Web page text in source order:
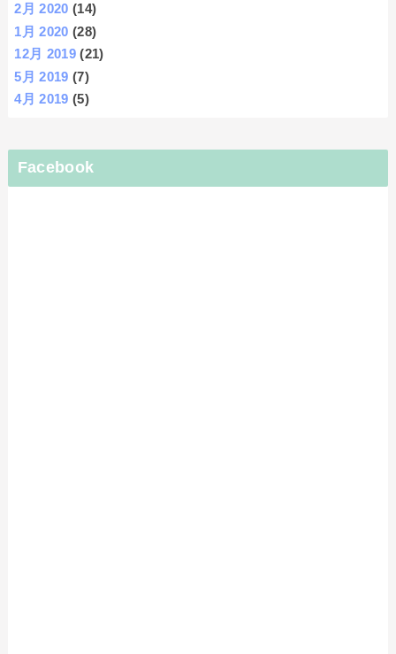
2月 2020 (14)
1月 2020 (28)
12月 2019 (21)
5月 2019 (7)
4月 2019 (5)
Facebook